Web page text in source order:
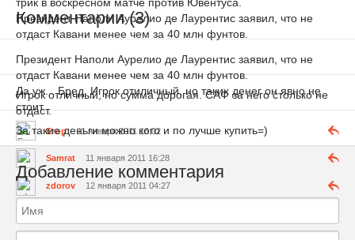
трик в воскресном матче против Ювентуса.
Президент Наполи Аурелио де Лаурентис заявил, что не
отдаст Кавани менее чем за 40 млн фунтов.
Комментарии (3)
Президент Наполи Аурелио де Лаурентис заявил, что не
отдаст Кавани менее чем за 40 млн фунтов.
Да уж... Бред. Игрок отиличный, но таких денег он явно не
стоит
Егор 11 января 2011 16:02
Игрок отличный, но сумма дорогая. САФ за него столько не
отдаст.
Samrat 11 января 2011 16:28
За такие деньги можно кого и по лучше купить=)
zdorov 12 января 2011 04:27
Добавление комментария